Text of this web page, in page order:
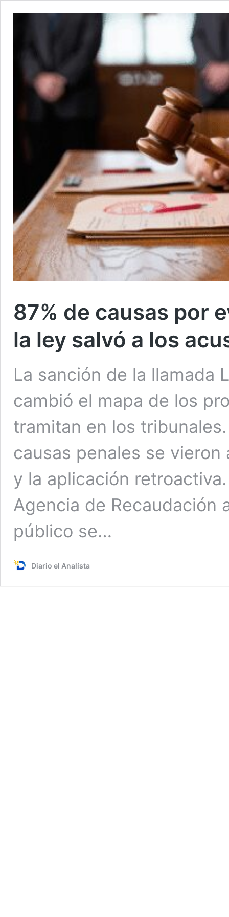
87% de causas por
la ley salvó a los
La sanción de la llamada
cambió el mapa de los
tramitan en los
causas penales se
y la aplicación
Agencia de Recaudación
público se…
Diario el Analísta